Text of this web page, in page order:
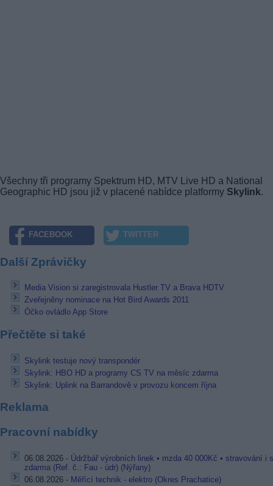
Všechny tři programy Spektrum HD, MTV Live HD a National
Geographic HD jsou již v placené nabídce platformy Skylink.
FACEBOOK TWITTER
Další Zprávičky
Media Vision si zaregistrovala Hustler TV a Brava HDTV
Zveřejněny nominace na Hot Bird Awards 2011
Óčko ovládlo App Store
Přečtěte si také
Skylink testuje nový transpondér
Skylink: HBO HD a programy CS TV na měsíc zdarma
Skylink: Uplink na Barrandově v provozu koncem října
Reklama
Pracovní nabídky
06.08.2026 - Údržbář výrobních linek • mzda 40 000Kč • stravování i
zdarma (Ref. č.: Fau - údr) (Nýřany)
06.08.2026 - Měřící technik - elektro (Okres Prachatice)